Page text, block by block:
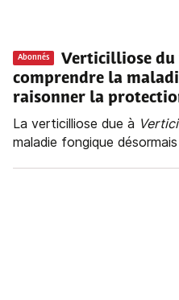
Abonnés
Verticilliose du
comprendre la
raisonner la
La verticilliose due à
maladie fongique